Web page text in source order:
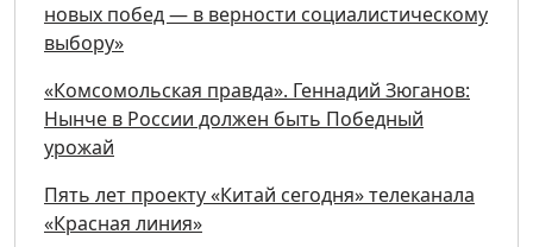
новых побед — в верности социалистическому
выбору»
«Комсомольская правда». Геннадий Зюганов:
Нынче в России должен быть Победный
урожай
Пять лет проекту «Китай сегодня» телеканала
«Красная линия»